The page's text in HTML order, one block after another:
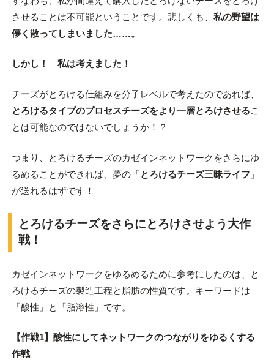
させることは不可能ということです。悲しくも、 私の野望は
儚く散ってしまいました……。
しかし！ 私は考えました！
チーズがとろける仕組みを分子レベルで考えたのであれば、
とろけるタイプのプロセスチーズをより一層とろけさせるこ
とは可能なのではないでしょうか！？
つまり、とろけるチーズのカゼインネットワークをさらにゆ
るめることができれば、夢の「とろけるチーズ三昧ライフ 」
が送れるはずです！
とろけるチーズをさらにとろけさせよう大作
戦！
カゼインネットワークをゆるめるために参考にしたのは、と
ろけるチーズの製造工程と脂肪の性質です。キーワードは
「酸性」と「脂溶性」です。
【作戦1】酸性にしてネットワークのつながりをゆるくする
作戦